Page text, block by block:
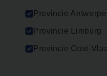
Provincie
Provincie Limburg
Provincie Oost-